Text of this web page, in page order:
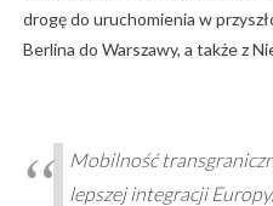
drogę do uruchomienia w
Berlina do Warszawy, a także z
Mobilność
lepszej integracji